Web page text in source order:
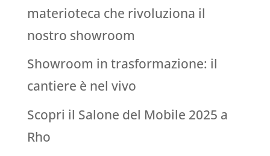
materioteca che rivoluziona il
nostro showroom
Showroom in trasformazione: il
cantiere è nel vivo
Scopri il Salone del Mobile 2025 a
Rho